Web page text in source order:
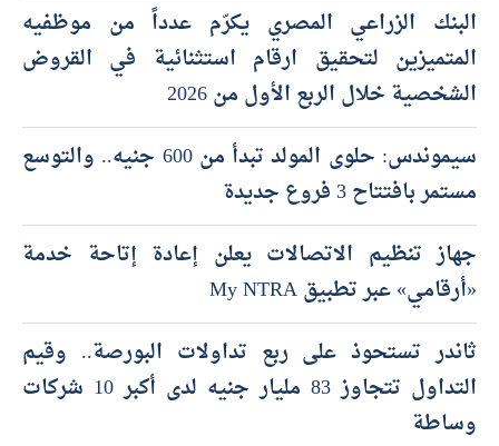
البنك الزراعي المصري يكرّم عدداً من موظفيه
المتميزين لتحقيق ارقام استثنائية في القروض
الشخصية خلال الربع الأول من 2026
سيموندس: حلوى المولد تبدأ من 600 جنيه.. والتوسع
مستمر بافتتاح 3 فروع جديدة
جهاز تنظيم الاتصالات يعلن إعادة إتاحة خدمة
«أرقامي» عبر تطبيق My NTRA
ثاندر تستحوذ على ربع تداولات البورصة.. وقيم
التداول تتجاوز 83 مليار جنيه لدى أكبر 10 شركات
وساطة